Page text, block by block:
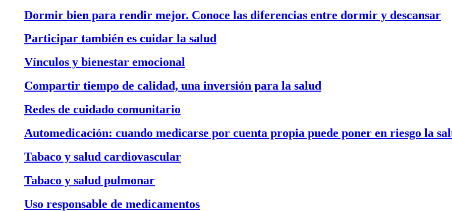
Dormir bien para rendir mejor. Conoce las diferencias entre dormir y descansar
Participar también es cuidar la salud
Vínculos y bienestar emocional
Compartir tiempo de calidad, una inversión para la salud
Redes de cuidado comunitario
Automedicación: cuando medicarse por cuenta propia puede poner en riesgo la
Tabaco y salud cardiovascular
Tabaco y salud pulmonar
Uso responsable de medicamentos